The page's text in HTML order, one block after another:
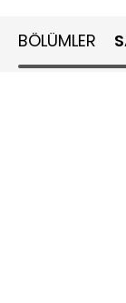
BÖLÜMLER